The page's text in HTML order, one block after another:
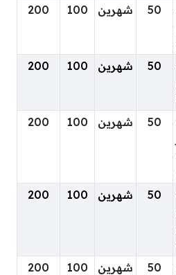
50 شهرين 100
200
50 شهرين 100
200
50 شهرين 100
200
50 شهرين 100
200
50 شهرين 100
200